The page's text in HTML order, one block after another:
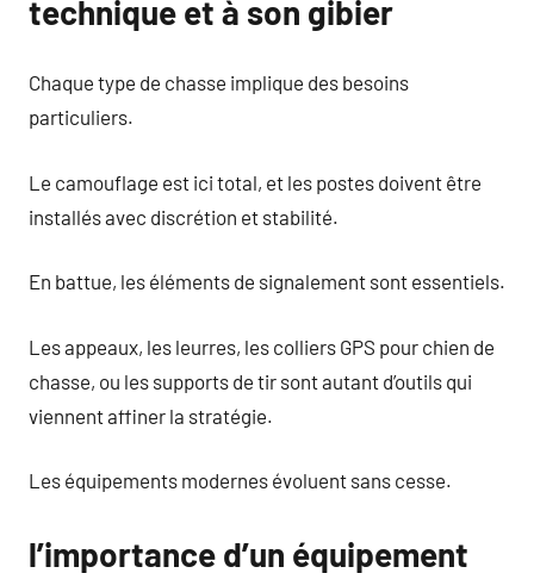
technique et à son gibier
Chaque type de chasse implique des besoins
particuliers.
Le camouflage est ici total, et les postes doivent être
installés avec discrétion et stabilité.
En battue, les éléments de signalement sont essentiels.
Les appeaux, les leurres, les colliers GPS pour chien de
chasse, ou les supports de tir sont autant d’outils qui
viennent affiner la stratégie.
Les équipements modernes évoluent sans cesse.
l’importance d’un équipement